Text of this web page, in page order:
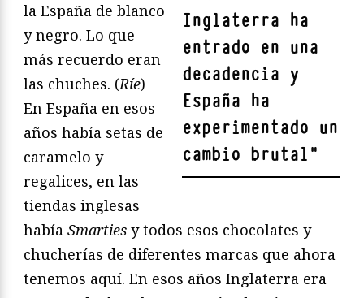
Inglaterra ha
entrado en una
decadencia y
España ha
experimentado un
cambio brutal"
la España de blanco
y negro. Lo que
más recuerdo eran
las chuches. (Ríe)
En España en esos
años había setas de
caramelo y
regalices, en las
tiendas inglesas
había Smarties y todos esos chocolates y
chucherías de diferentes marcas que ahora
tenemos aquí. En esos años Inglaterra era